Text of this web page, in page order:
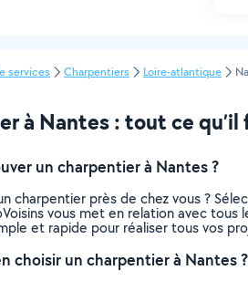
services Charpentiers Loire-atlantique
à Nantes : tout ce qu’il
un charpentier à Nantes ?
charpentier près de chez vous ?
vous met en relation avec
et rapide pour réaliser tous vos
choisir un charpentier à Nantes ?